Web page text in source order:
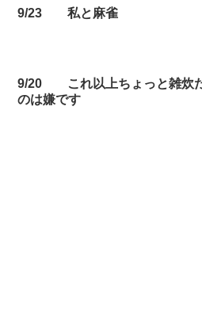
9/23 私と麻雀
9/20 これ以上ちょっと雑炊だ
のは嫌です